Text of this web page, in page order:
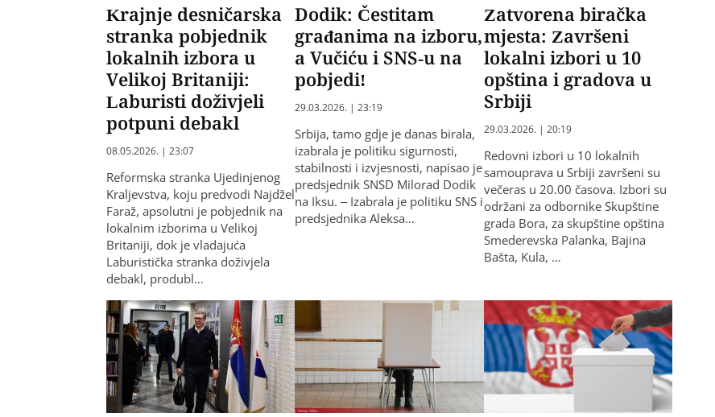
Krajnje desničarska
stranka pobjednik
lokalnih izbora u
Velikoj Britaniji:
Laburisti doživjeli
potpuni debakl
08.05.2026. | 23:07
Reformska stranka Ujedinjenog
Kraljevstva, koju predvodi Najdžel
Faraž, apsolutni je pobjednik na
lokalnim izborima u Velikoj
Britaniji, dok je vladajuća
Laburistička stranka doživjela
debakl, produbl…
Dodik: Čestitam
građanima na izboru,
a Vučiću i SNS-u na
pobjedi!
29.03.2026. | 23:19
Srbija, tamo gdje je danas birala,
izabrala je politiku sigurnosti,
stabilnosti i izvjesnosti, napisao je
predsjednik SNSD Milorad Dodik
na Iksu. – Izabrala je politiku SNS i
predsjednika Aleksa…
Zatvorena biračka
mjesta: Završeni
lokalni izbori u 10
opština i gradova u
Srbiji
29.03.2026. | 20:19
Redovni izbori u 10 lokalnih
samouprava u Srbiji završeni su
večeras u 20.00 časova. Izbori su
održani za odbornike Skupštine
grada Bora, za skupštine opština
Smederevska Palanka, Bajina
Bašta, Kula, …